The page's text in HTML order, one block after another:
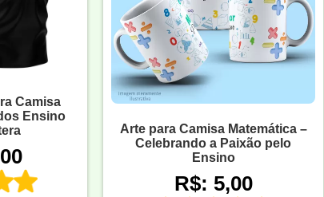
Camisa
Ensino
Arte para Camisa Matemática –
Celebrando a Paixão pelo
Ensino
R$: 5,00